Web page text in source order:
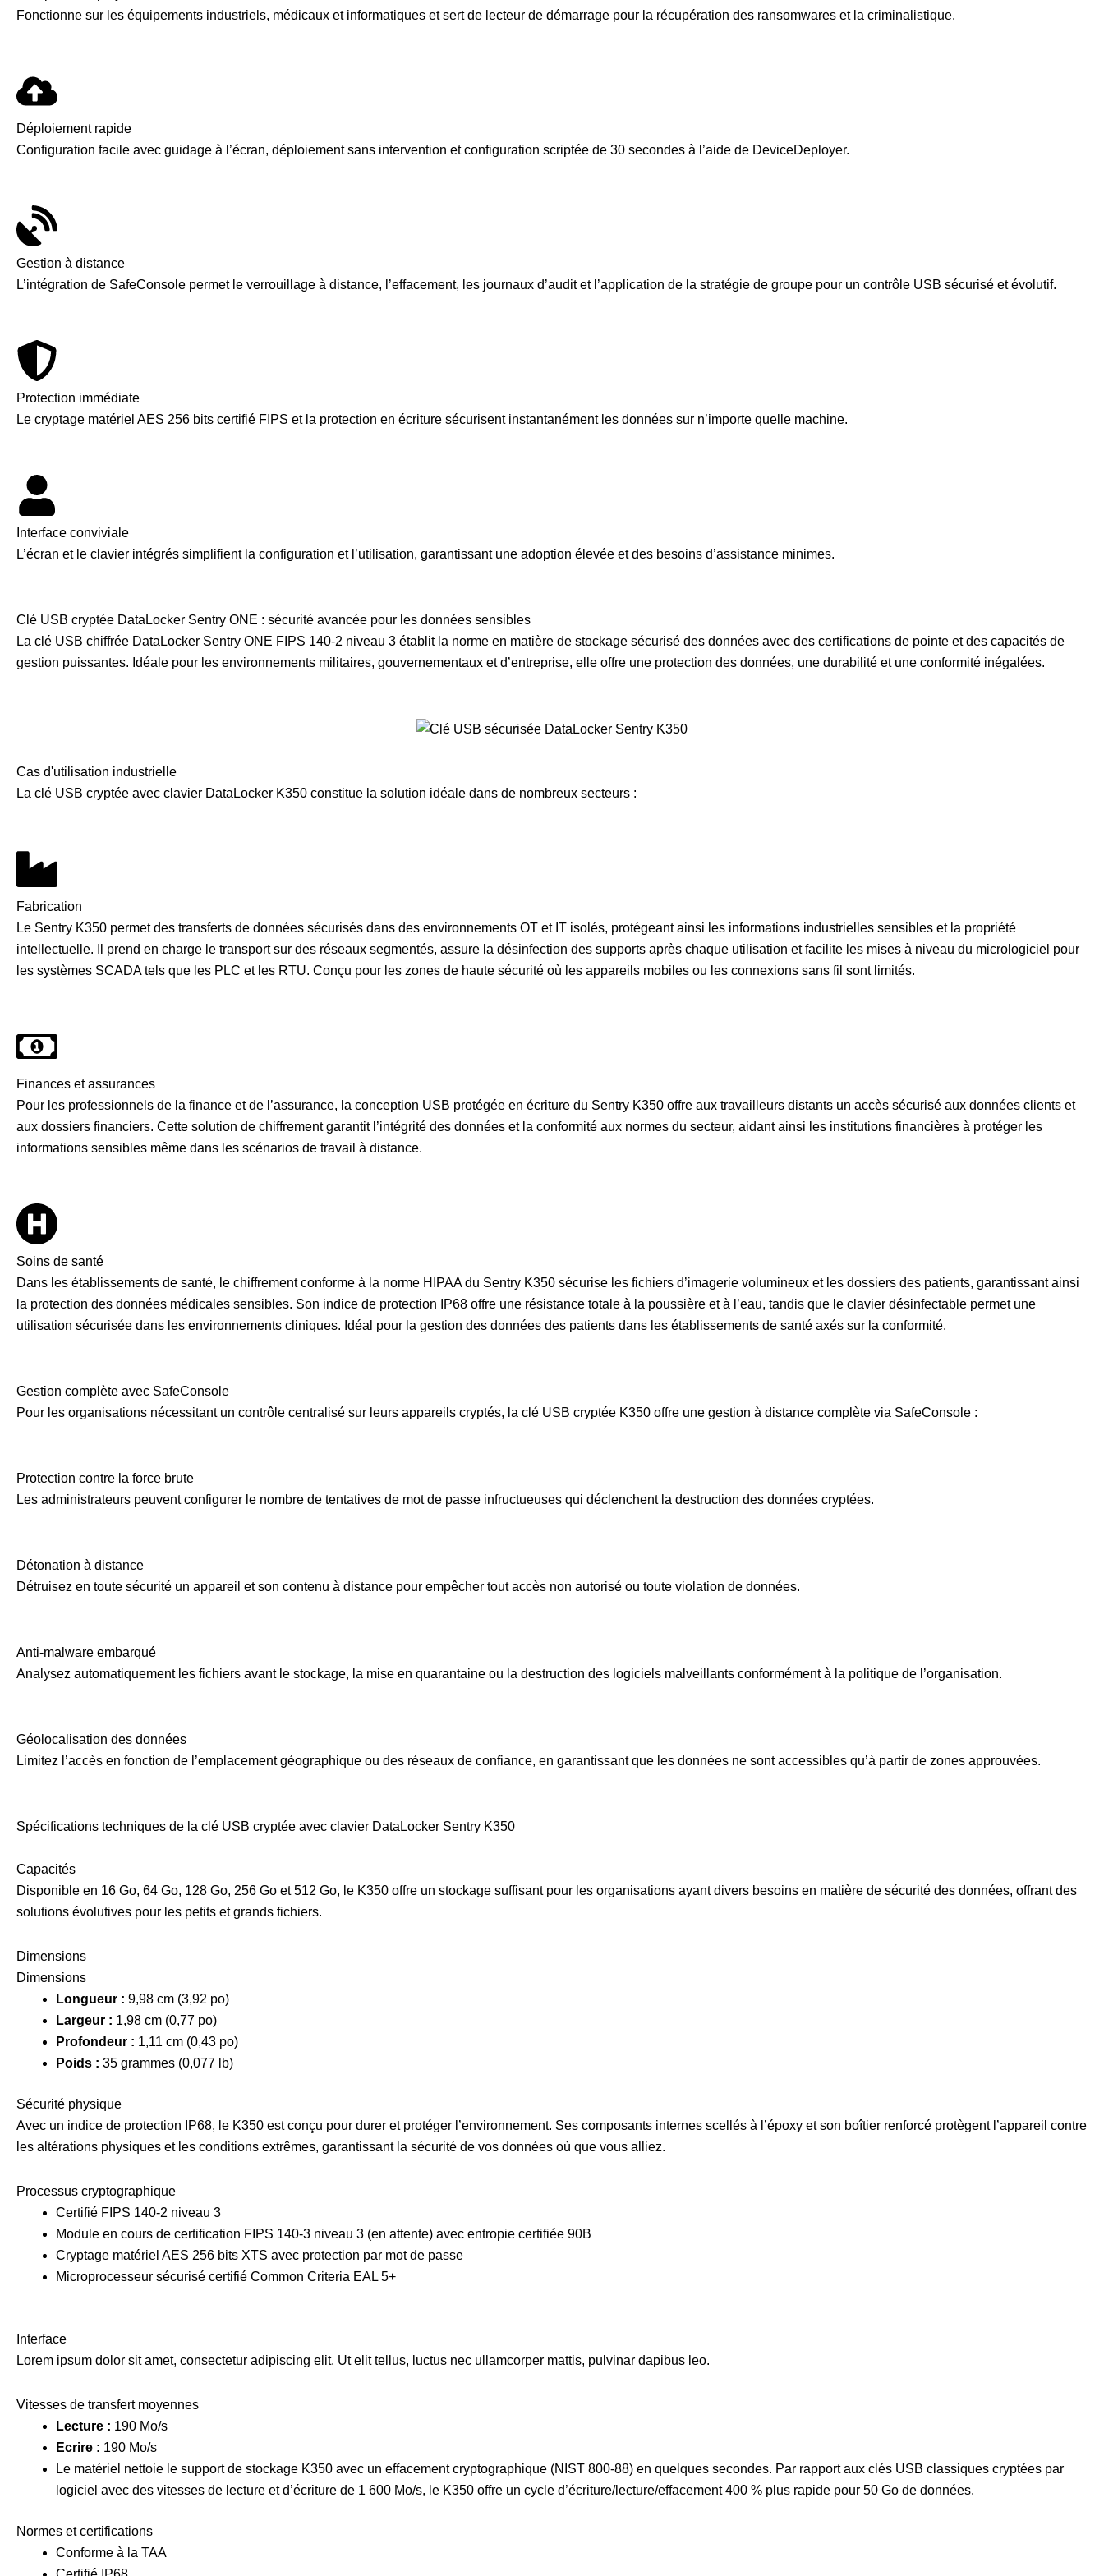
Fonctionne sur les équipements industriels, médicaux et informatiques et sert de lecteur de démarrage pour la récupération des ransomwares et la criminalistique.
Déploiement rapide
Configuration facile avec guidage à l’écran, déploiement sans intervention et configuration scriptée de 30 secondes à l’aide de DeviceDeployer.
Gestion à distance
L’intégration de SafeConsole permet le verrouillage à distance, l’effacement, les journaux d’audit et l’application de la stratégie de groupe pour un contrôle USB sécurisé et évolutif.
Protection immédiate
Le cryptage matériel AES 256 bits certifié FIPS et la protection en écriture sécurisent instantanément les données sur n’importe quelle machine.
Interface conviviale
L’écran et le clavier intégrés simplifient la configuration et l’utilisation, garantissant une adoption élevée et des besoins d’assistance minimes.
Clé USB cryptée DataLocker Sentry ONE : sécurité avancée pour les données sensibles
La clé USB chiffrée DataLocker Sentry ONE FIPS 140-2 niveau 3 établit la norme en matière de stockage sécurisé des données avec des certifications de pointe et des capacités de
gestion puissantes. Idéale pour les environnements militaires, gouvernementaux et d’entreprise, elle offre une protection des données, une durabilité et une conformité inégalées.
Cas d'utilisation industrielle
La clé USB cryptée avec clavier DataLocker K350 constitue la solution idéale dans de nombreux secteurs :
Fabrication
Le Sentry K350 permet des transferts de données sécurisés dans des environnements OT et IT isolés, protégeant ainsi les informations industrielles sensibles et la propriété
intellectuelle. Il prend en charge le transport sur des réseaux segmentés, assure la désinfection des supports après chaque utilisation et facilite les mises à niveau du micrologiciel pour
les systèmes SCADA tels que les PLC et les RTU. Conçu pour les zones de haute sécurité où les appareils mobiles ou les connexions sans fil sont limités.
Finances et assurances
Pour les professionnels de la finance et de l’assurance, la conception USB protégée en écriture du Sentry K350 offre aux travailleurs distants un accès sécurisé aux données clients et
aux dossiers financiers. Cette solution de chiffrement garantit l’intégrité des données et la conformité aux normes du secteur, aidant ainsi les institutions financières à protéger les
informations sensibles même dans les scénarios de travail à distance.
Soins de santé
Dans les établissements de santé, le chiffrement conforme à la norme HIPAA du Sentry K350 sécurise les fichiers d’imagerie volumineux et les dossiers des patients, garantissant ainsi
la protection des données médicales sensibles. Son indice de protection IP68 offre une résistance totale à la poussière et à l’eau, tandis que le clavier désinfectable permet une
utilisation sécurisée dans les environnements cliniques. Idéal pour la gestion des données des patients dans les établissements de santé axés sur la conformité.
Gestion complète avec SafeConsole
Pour les organisations nécessitant un contrôle centralisé sur leurs appareils cryptés, la clé USB cryptée K350 offre une gestion à distance complète via SafeConsole :
Protection contre la force brute
Les administrateurs peuvent configurer le nombre de tentatives de mot de passe infructueuses qui déclenchent la destruction des données cryptées.
Détonation à distance
Détruisez en toute sécurité un appareil et son contenu à distance pour empêcher tout accès non autorisé ou toute violation de données.
Anti-malware embarqué
Analysez automatiquement les fichiers avant le stockage, la mise en quarantaine ou la destruction des logiciels malveillants conformément à la politique de l’organisation.
Géolocalisation des données
Limitez l’accès en fonction de l’emplacement géographique ou des réseaux de confiance, en garantissant que les données ne sont accessibles qu’à partir de zones approuvées.
Spécifications techniques de la clé USB cryptée avec clavier DataLocker Sentry K350
Capacités
Disponible en 16 Go, 64 Go, 128 Go, 256 Go et 512 Go, le K350 offre un stockage suffisant pour les organisations ayant divers besoins en matière de sécurité des données, offrant des
solutions évolutives pour les petits et grands fichiers.
Dimensions
Dimensions
Longueur : 9,98 cm (3,92 po)
Largeur : 1,98 cm (0,77 po)
Profondeur : 1,11 cm (0,43 po)
Poids : 35 grammes (0,077 lb)
Sécurité physique
Avec un indice de protection IP68, le K350 est conçu pour durer et protéger l’environnement. Ses composants internes scellés à l’époxy et son boîtier renforcé protègent l’appareil contre
les altérations physiques et les conditions extrêmes, garantissant la sécurité de vos données où que vous alliez.
Processus cryptographique
Certifié FIPS 140-2 niveau 3
Module en cours de certification FIPS 140-3 niveau 3 (en attente) avec entropie certifiée 90B
Cryptage matériel AES 256 bits XTS avec protection par mot de passe
Microprocesseur sécurisé certifié Common Criteria EAL 5+
Interface
Lorem ipsum dolor sit amet, consectetur adipiscing elit. Ut elit tellus, luctus nec ullamcorper mattis, pulvinar dapibus leo.
Vitesses de transfert moyennes
Lecture : 190 Mo/s
Ecrire : 190 Mo/s
Le matériel nettoie le support de stockage K350 avec un effacement cryptographique (NIST 800-88) en quelques secondes. Par rapport aux clés USB classiques cryptées par
logiciel avec des vitesses de lecture et d’écriture de 1 600 Mo/s, le K350 offre un cycle d’écriture/lecture/effacement 400 % plus rapide pour 50 Go de données.
Normes et certifications
Conforme à la TAA